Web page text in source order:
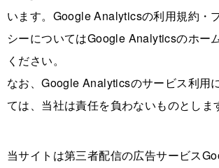
います。Google Analyticsの利用規約・
シーについてはGoogle Analyticsのホー
ください。
なお、Google Analyticsのサービス利用
ては、当社は責任を負わないものとしま
当サイトは第三者配信の広告サービス